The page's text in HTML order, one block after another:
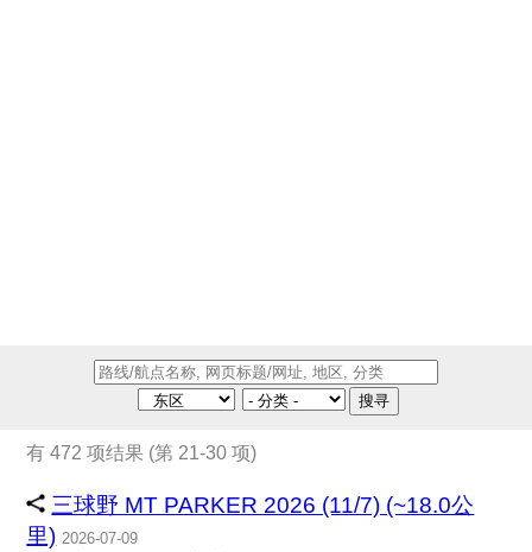
搜寻
有 472 项结果 (第 21-30 项)
三球野 MT PARKER 2026 (11/7) (~18.0公
里) 2026-07-09